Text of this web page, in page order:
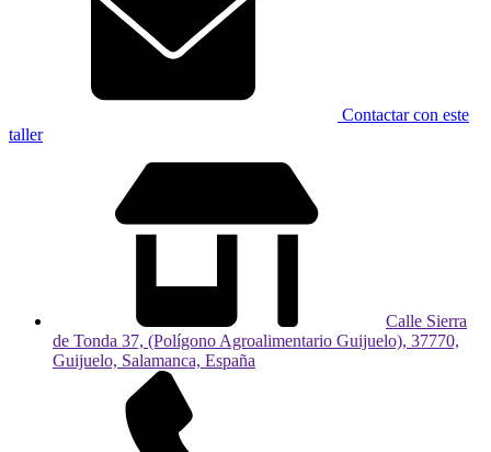
Contactar con este
taller
Calle Sierra
de Tonda 37, (Polígono Agroalimentario Guijuelo), 37770,
Guijuelo, Salamanca, España